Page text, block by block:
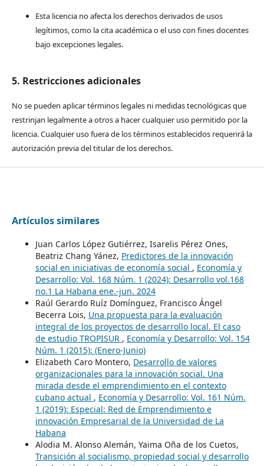
Esta licencia no afecta los derechos derivados de usos
legítimos, como la cita académica o el uso con fines docentes
bajo excepciones legales.
5. Restricciones adicionales
No se pueden aplicar términos legales ni medidas tecnológicas que
restrinjan legalmente a otros a hacer cualquier uso permitido por la
licencia. Cualquier uso fuera de los términos establecidos requerirá la
autorización previa del titular de los derechos.
Artículos similares
Juan Carlos López Gutiérrez, Isarelis Pérez Ones,
Beatriz Chang Yánez, Predictores de la innovación
social en iniciativas de economía social , Economía y
Desarrollo: Vol. 168 Núm. 1 (2024): Desarrollo vol.168
no.1 La Habana ene.-jun. 2024
Raúl Gerardo Ruíz Domínguez, Francisco Ángel
Becerra Lois, Una propuesta para la evaluación
integral de los proyectos de desarrollo local. El caso
de estudio TROPISUR , Economía y Desarrollo: Vol. 154
Núm. 1 (2015): (Enero-Junio)
Elizabeth Caro Montero, Desarrollo de valores
organizacionales para la innovación social. Una
mirada desde el emprendimiento en el contexto
cubano actual , Economía y Desarrollo: Vol. 161 Núm.
1 (2019): Especial: Red de Emprendimiento e
innovación Empresarial de la Universidad de La
Habana
Alodia M. Alonso Alemán, Yaima Oña de los Cuetos,
Transición al socialismo, propiedad social y desarrollo